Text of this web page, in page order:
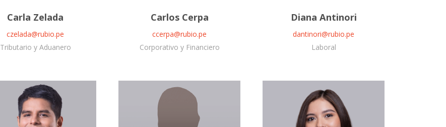
Carla Zelada
czelada@rubio.pe
Tributario y Aduanero
Carlos Cerpa
ccerpa@rubio.pe
Corporativo y Financiero
Diana Antinori
dantinori@rubio.pe
Laboral